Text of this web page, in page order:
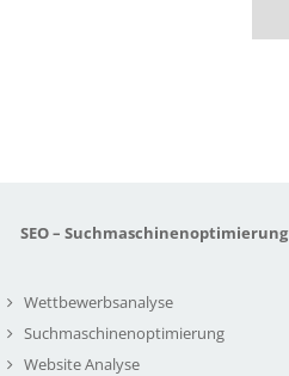
SEO – Suchmaschinenoptimierung
Wettbewerbsanalyse
Suchmaschinenoptimierung
Website Analyse